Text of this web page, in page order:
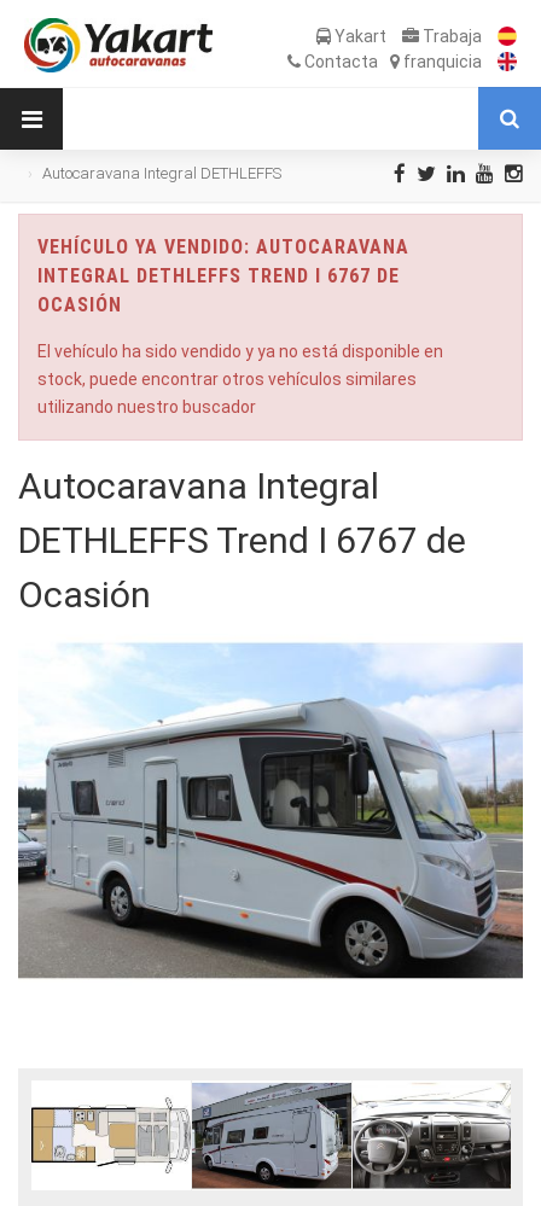
Yakart
Trabaja
Contacta
franquicia
Autocaravana Integral DETHLEFFS
VEHÍCULO YA VENDIDO: AUTOCARAVANA
INTEGRAL DETHLEFFS TREND I 6767 DE
OCASIÓN
El vehículo ha sido vendido y ya no está disponible en
stock, puede encontrar otros vehículos similares
utilizando nuestro buscador
Autocaravana Integral
DETHLEFFS Trend I 6767 de
Ocasión